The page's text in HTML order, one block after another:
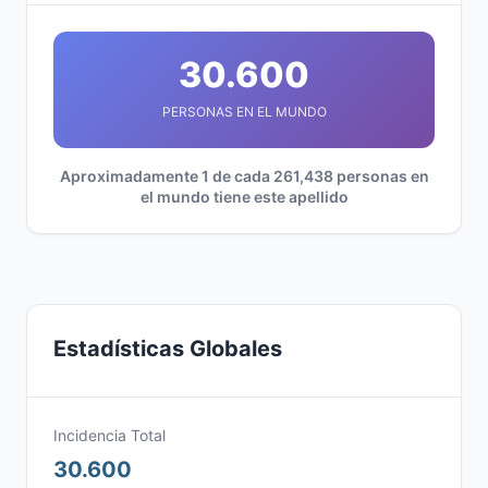
30.600
PERSONAS EN EL MUNDO
Aproximadamente 1 de cada 261,438 personas en
el mundo tiene este apellido
Estadísticas Globales
Incidencia Total
30.600